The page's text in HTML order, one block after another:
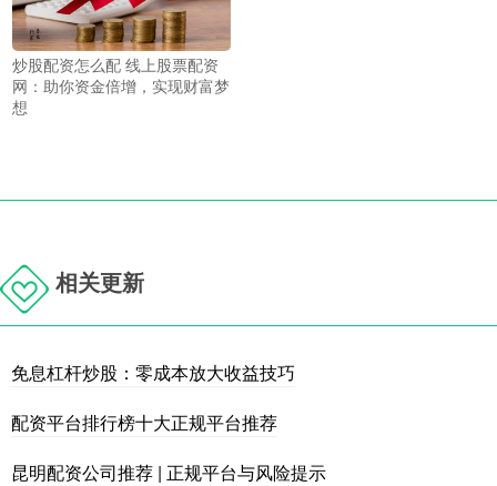
炒股配资怎么配 线上股票配资
网：助你资金倍增，实现财富梦
想
相关更新
免息杠杆炒股：零成本放大收益技巧
配资平台排行榜十大正规平台推荐
昆明配资公司推荐 | 正规平台与风险提示